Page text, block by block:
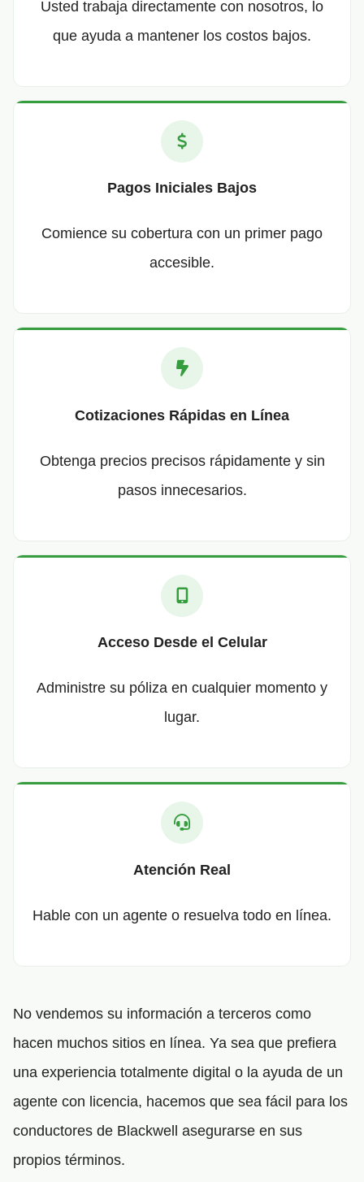
Usted trabaja directamente con nosotros, lo
que ayuda a mantener los costos bajos.
Pagos Iniciales Bajos
Comience su cobertura con un primer pago
accesible.
Cotizaciones Rápidas en Línea
Obtenga precios precisos rápidamente y sin
pasos innecesarios.
Acceso Desde el Celular
Administre su póliza en cualquier momento y
lugar.
Atención Real
Hable con un agente o resuelva todo en línea.
No vendemos su información a terceros como
hacen muchos sitios en línea. Ya sea que prefiera
una experiencia totalmente digital o la ayuda de un
agente con licencia, hacemos que sea fácil para los
conductores de Blackwell asegurarse en sus
propios términos.